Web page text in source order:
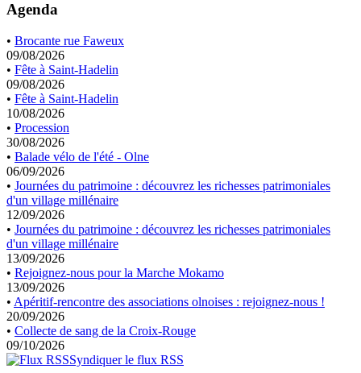
Agenda
• Brocante rue Faweux
09/08/2026
• Fête à Saint-Hadelin
09/08/2026
• Fête à Saint-Hadelin
10/08/2026
• Procession
30/08/2026
• Balade vélo de l'été - Olne
06/09/2026
• Journées du patrimoine : découvrez les richesses patrimoniales
d'un village millénaire
12/09/2026
• Journées du patrimoine : découvrez les richesses patrimoniales
d'un village millénaire
13/09/2026
• Rejoignez-nous pour la Marche Mokamo
13/09/2026
• Apéritif-rencontre des associations olnoises : rejoignez-nous !
20/09/2026
• Collecte de sang de la Croix-Rouge
09/10/2026
Syndiquer le flux RSS